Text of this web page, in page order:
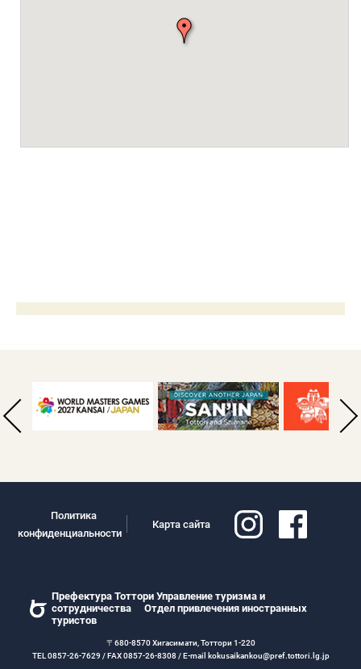
Политика
конфиденциальности
Карта сайта
Префектура Тоттори Управление туризма и
сотрудничества Отдел привлечения иностранных
туристов
〒680-8570 Хигасимати, Тоттори 1-220
TEL 0857-26-7629 / FAX 0857-26-8308 / E-mail kokusaikankou@pref.tottori.lg.jp